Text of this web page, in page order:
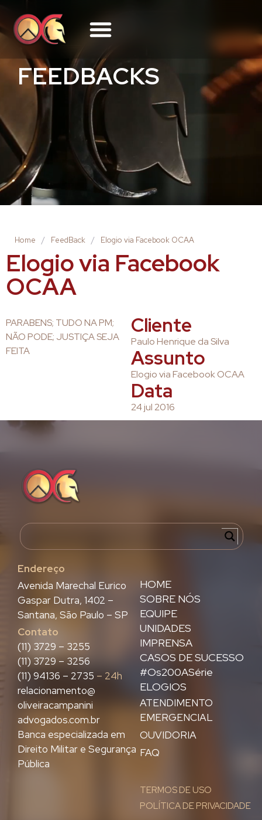
FEEDBACKS
Home / FeedBack / Elogio via Facebook OCAA
Elogio via Facebook
OCAA
PARABENS; TUDO NA PM;
NÃO PODE; JUSTIÇA SEJA
FEITA
Cliente
Paulo Henrique da Silva
Assunto
Elogio via Facebook OCAA
Data
24 jul 2016
Endereço
HOME
SOBRE NÓS
EQUIPE
UNIDADES
IMPRENSA
CASOS DE SUCESSO
#Os200ASérie
ELOGIOS
ATENDIMENTO
EMERGENCIAL
OUVIDORIA
FAQ
TERMOS DE USO
POLÍTICA DE PRIVACIDADE
Avenida Marechal Eurico
Gaspar Dutra, 1402 –
Santana, São Paulo – SP
Contato
(11) 3729 – 3255
(11) 3729 – 3256
(11) 94136 – 2735 – 24h
relacionamento@
oliveiracampanini
advogados.com.br
Banca especializada em
Direito Militar e Segurança
Pública